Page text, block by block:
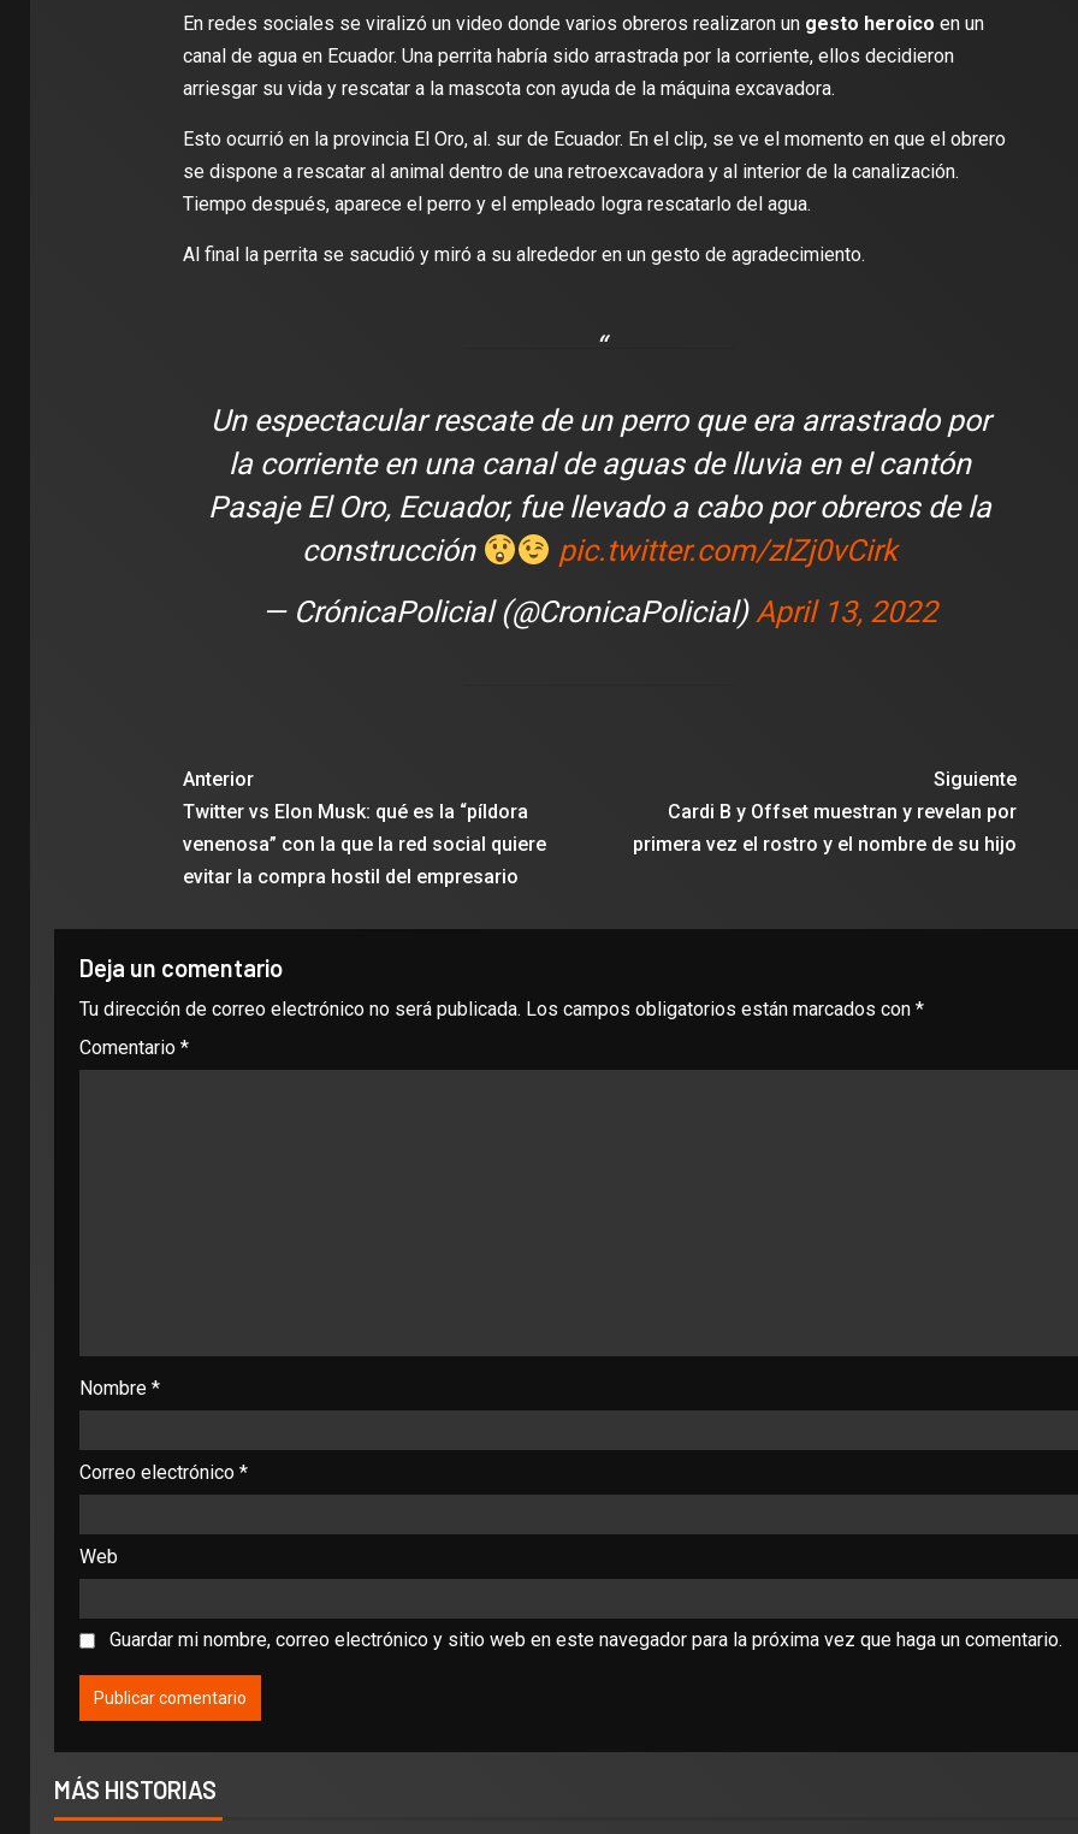
En redes sociales se viralizó un video donde varios obreros realizaron un gesto heroico en un
canal de agua en Ecuador. Una perrita habría sido arrastrada por la corriente, ellos decidieron
arriesgar su vida y rescatar a la mascota con ayuda de la máquina excavadora.
Esto ocurrió en la provincia El Oro, al. sur de Ecuador. En el clip, se ve el momento en que el obrero
se dispone a rescatar al animal dentro de una retroexcavadora y al interior de la canalización.
Tiempo después, aparece el perro y el empleado logra rescatarlo del agua.
Al final la perrita se sacudió y miró a su alrededor en un gesto de agradecimiento.
Un espectacular rescate de un perro que era arrastrado por
la corriente en una canal de aguas de lluvia en el cantón
Pasaje El Oro, Ecuador, fue llevado a cabo por obreros de la
construcción
pic.twitter.com/zlZj0vCirk
— CrónicaPolicial (@CronicaPolicial)April 13, 2022
Anterior
Twitter vs Elon Musk: qué es la “píldora
venenosa” con la que la red social quiere
evitar la compra hostil del empresario
Siguiente
Cardi B y Offset muestran y revelan por
primera vez el rostro y el nombre de su hijo
Deja un comentario
Tu dirección de correo electrónico no será publicada. Los campos obligatorios están marcados con *
Comentario *
Nombre *
Correo electrónico *
Web
Guardar mi nombre, correo electrónico y sitio web en este navegador para la próxima vez que haga un comentario.
MÁS HISTORIAS
DEPORTES
James Rodríguez se une al Club
con la ilusión de jugar el Mundial de
DEPORTES
edición limitada del FC